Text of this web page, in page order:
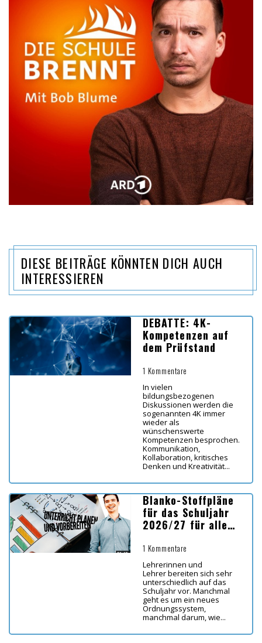
DIESE BEITRÄGE KÖNNTEN DICH AUCH
INTERESSIEREN
DEBATTE: 4K-
Kompetenzen auf
dem Prüfstand
1 Kommentare
In vielen
bildungsbezogenen
Diskussionen werden die
sogenannten 4K immer
wieder als
wünschenswerte
Kompetenzen besprochen.
Kommunikation,
Kollaboration, kritisches
Denken und Kreativität...
Blanko-Stoffpläne
für das Schuljahr
2026/27 für alle
1 Kommentare
Lehrerinnen und
Lehrer bereiten sich sehr
unterschiedlich auf das
Schuljahr vor. Manchmal
geht es um ein neues
Ordnungssystem,
manchmal darum, wie...